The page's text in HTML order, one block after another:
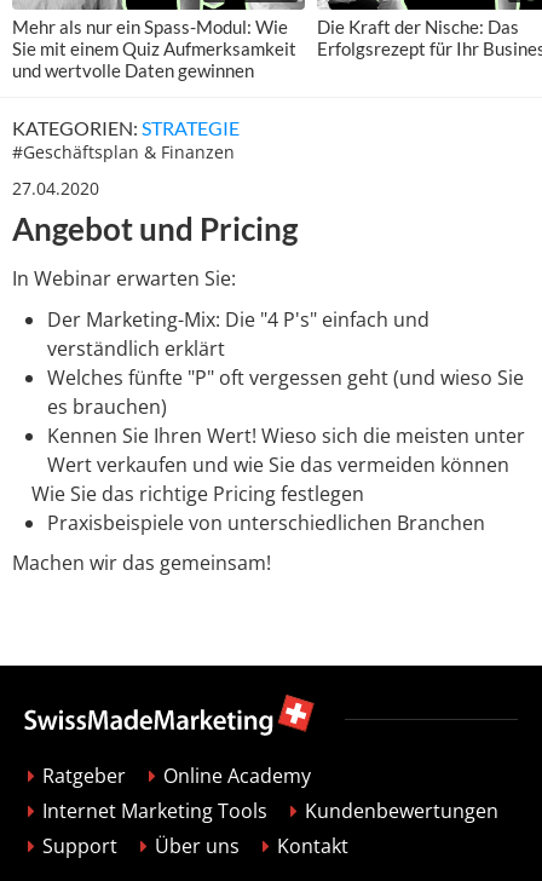
Mehr als nur ein Spass-Modul: Wie
Sie mit einem Quiz Aufmerksamkeit
und wertvolle Daten gewinnen
Die Kraft der Nische: Das
Erfolgsrezept für Ihr
KATEGORIEN: STRATEGIE
#Geschäftsplan & Finanzen
27.04.2020
Angebot und Pricing
In Webinar erwarten Sie:
Der Marketing-Mix: Die "4 P's" einfach und
verständlich erklärt
Welches fünfte "P" oft vergessen geht (und wieso Sie
es brauchen)
Kennen Sie Ihren Wert! Wieso sich die meisten unter
Wert verkaufen und wie Sie das vermeiden können
Wie Sie das richtige Pricing festlegen
Praxisbeispiele von unterschiedlichen Branchen
Machen wir das gemeinsam!
Ratgeber
Online Academy
Internet Marketing Tools
Kundenbewertungen
Support
Über uns Kontakt